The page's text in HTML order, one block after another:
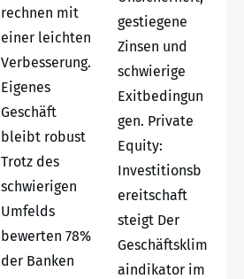
rechnen mit
einer leichten
Verbesserung.
Eigenes
Geschäft
bleibt robust
Trotz des
schwierigen
Umfelds
bewerten 78%
der Banken
gestiegene
Zinsen und
schwierige
Exitbedingun
gen. Private
Equity:
Investitionsb
ereitschaft
steigt Der
Geschäftsklim
aindikator im